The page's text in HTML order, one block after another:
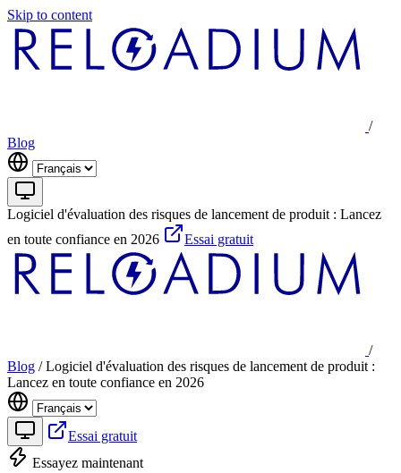
Skip to content
/
Blog
Logiciel d'évaluation des risques de lancement de produit : Lancez
en toute confiance en 2026
Essai gratuit
/
Blog / Logiciel d'évaluation des risques de lancement de produit :
Lancez en toute confiance en 2026
Essai gratuit
Essayez maintenant